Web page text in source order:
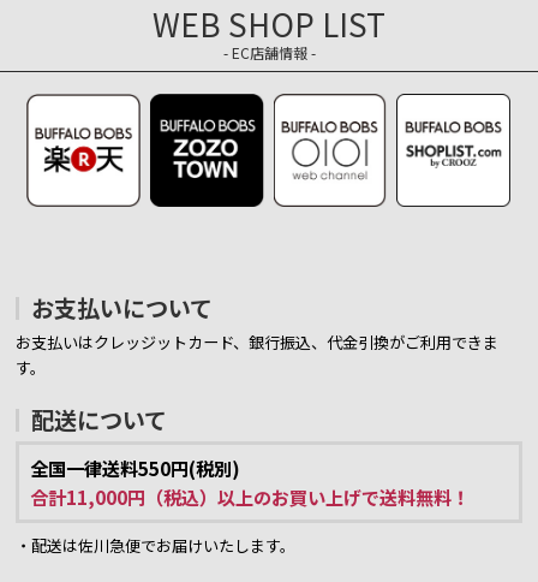
WEB SHOP LIST
- EC店舗情報 -
お支払いについて
お支払いはクレッジットカード、銀行振込、代金引換がご利用できま
す。
配送について
全国一律送料550円(税別)
合計11,000円（税込）以上のお買い上げで送料無料！
・配送は佐川急便でお届けいたします。